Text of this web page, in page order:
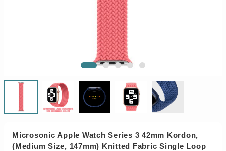
Microsonic Apple Watch Series 3 42mm Kordon,
(Medium Size, 147mm) Knitted Fabric Single Loop